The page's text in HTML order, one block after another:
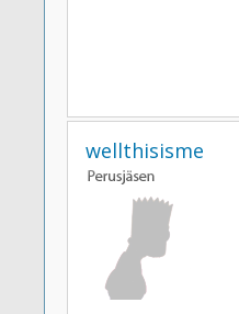
wellthisisme